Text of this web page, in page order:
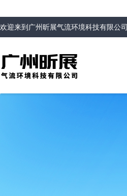
欢迎来到 广州昕展气流环境科技有限公司